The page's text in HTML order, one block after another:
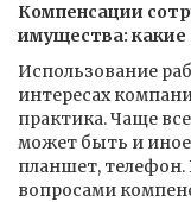
Компенсации
имущества: какие
Использование
интересах
практика. Чаще
может быть и
планшет, телефон.
вопросами